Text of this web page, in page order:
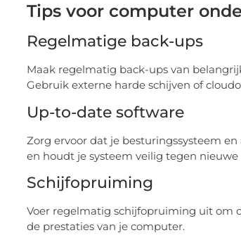
Tips voor computer
Regelmatige back-ups
Maak regelmatig back-ups van
Gebruik externe harde schijven of
Up-to-date software
Zorg ervoor dat je besturingssysteem
en houdt je systeem veilig tegen
Schijfopruiming
Voer regelmatig schijfopruiming uit om
de prestaties van je computer.